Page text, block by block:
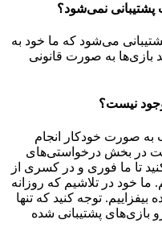
پشتیبانی نمی‌شود؟
می‌شود که ما خود به
بازی‌ها به صورت قانونی
نیست؟
به صورت خودکار انجام
در بخش درخواستی‌های
تا ما فوری و در کسری از
ما خود در تلاشیم که روزانه
توجه کنید که تنها
بازی‌های پشتیبانی شده